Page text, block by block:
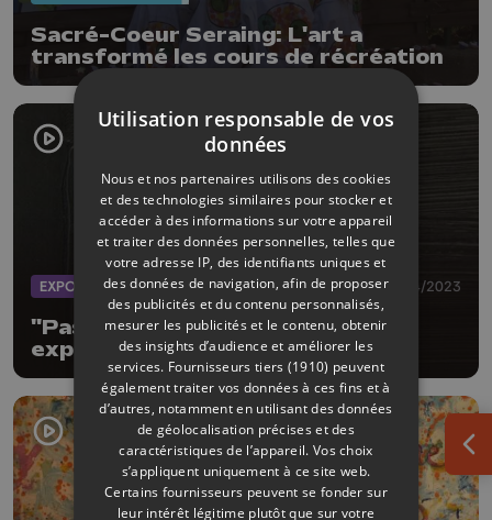
Sacré-Coeur Seraing: L'art a
transformé les cours de récréation
EXPOS 02/04/2023
"Passion du noir" : Denise Gilles
expose à Wégimont Culture
Utilisation responsable de vos
données
Nous et nos partenaires utilisons des cookies
et des technologies similaires pour stocker et
accéder à des informations sur votre appareil
et traiter des données personnelles, telles que
votre adresse IP, des identifiants uniques et
des données de navigation, afin de proposer
des publicités et du contenu personnalisés,
mesurer les publicités et le contenu, obtenir
des insights d’audience et améliorer les
services. Fournisseurs tiers (1910) peuvent
également traiter vos données à ces fins et à
d’autres, notamment en utilisant des données
de géolocalisation précises et des
caractéristiques de l’appareil. Vos choix
s’appliquent uniquement à ce site web.
Certains fournisseurs peuvent se fonder sur
leur intérêt légitime plutôt que sur votre